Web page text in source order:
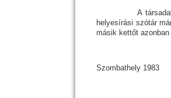
A társadalmi-
helyesírási szótár
másik kettőt azonban
Szombathely 1983